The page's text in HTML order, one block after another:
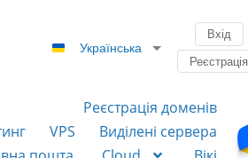
Українська
Вхід
Реєстрація
Реєстрація доменів
VPS
Виділені сервера